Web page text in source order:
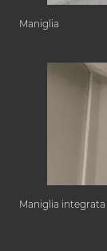
Maniglia
Maniglia integrata